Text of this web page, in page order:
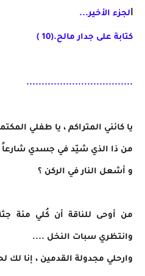
لجزء الأخير...
كتابة على جدار مالح.(10 )
..........................
.........
يا كائني المتراكم ، يا طفلي
من ذا الذي شيّد في جسدي
و أشعل النار في الركن ؟
من أوحى للناقة أن كُلي مئة
وانتظري سبات النخل ....
وارحلي مجدولة القدمين ، إنا لك